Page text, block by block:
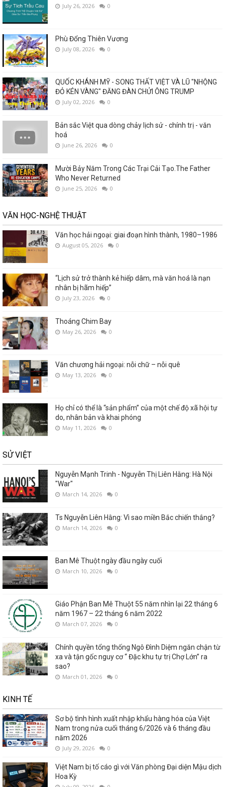
July 26, 2026 0
Phù Đổng Thiên Vương
July 08, 2026 0
QUỐC KHÁNH MỸ - SONG THẤT VIỆT VÀ LŨ "NHỘNG
ĐỎ KÉN VÀNG" ĐĂNG ĐÀN CHỬI ÔNG TRUMP
July 02, 2026 0
Bản sắc Việt qua dòng chảy lịch sử - chính trị - văn
hoá
June 26, 2026 0
Mười Bảy Năm Trong Các Trại Cải Tạo.The Father
Who Never Returned
June 25, 2026 0
VĂN HỌC-NGHỆ THUẬT
Văn học hải ngoại: giai đoạn hình thành, 1980–1986
August 05, 2026 0
“Lịch sử trở thành kẻ hiếp dâm, mà văn hoá là nạn
nhân bị hãm hiếp”
July 23, 2026 0
Thoáng Chim Bay
May 26, 2026 0
Văn chương hải ngoại: nỗi chữ – nỗi quê
May 13, 2026 0
Họ chỉ có thể là “sản phẩm” của một chế độ xã hội tự
do, nhân bản và khai phóng
May 11, 2026 0
SỬ VIỆT
Nguyễn Mạnh Trinh - Nguyễn Thị Liên Hằng: Hà Nội
"War"
March 14, 2026 0
Ts Nguyễn Liên Hằng: Vì sao miền Bắc chiến thắng?
March 14, 2026 0
Ban Mê Thuột ngày đầu ngày cuối
March 10, 2026 0
Giáo Phận Ban Mê Thuột 55 năm nhìn lại 22 tháng 6
năm 1967 – 22 tháng 6 năm 2022
March 07, 2026 0
Chính quyền tổng thống Ngô Đình Diệm ngăn chận từ
xa và tận gốc nguy cơ “ Đặc khu tự trị Chợ Lớn” ra
sao?
March 01, 2026 0
KINH TẾ
Sơ bộ tình hình xuất nhập khẩu hàng hóa của Việt
Nam trong nửa cuối tháng 6/2026 và 6 tháng đầu
năm 2026
July 29, 2026 0
Việt Nam bị tố cáo gì với Văn phòng Đại diện Mậu dịch
Hoa Kỳ